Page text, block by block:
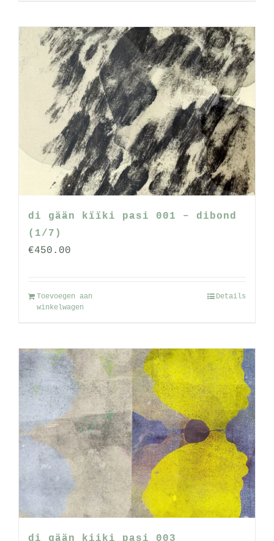
di gään kïïki pasi 001 – dibond
(1/7)
€450.00
Toevoegen aan
winkelwagen
Details
di gään kiiki pasi 003